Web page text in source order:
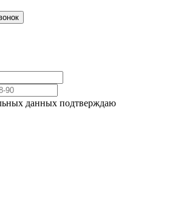
данных подтверждаю